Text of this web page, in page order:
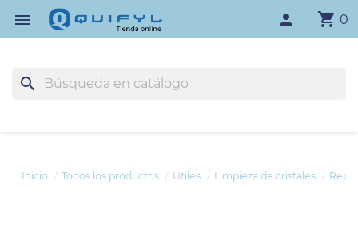
 shopping_cart 0
person
search
Inicio Todos los productos Útiles Limpieza de cristales